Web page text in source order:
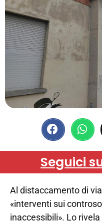
Seguici
Al distaccamento di
«interventi sui
inaccessibili». Lo